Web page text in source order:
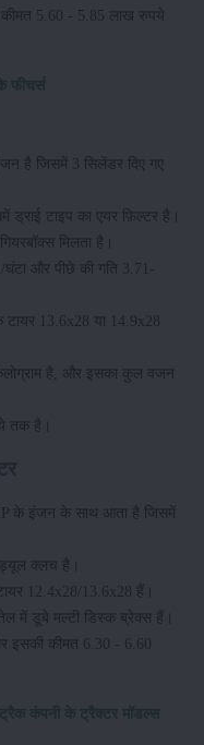
5.60 - 5.85 लाख रुपये
फीचर्स
है जिसमें 3 सिलेंडर दिए गए
टाइप का एयर फ़िल्टर है।
मिलता है।
और पीछे की गति 3.71-
13.6x28 या 14.9x28
है, और इसका कुल वजन
तक है।
के इंजन के साथ आता है जिसमें
ड्यूल क्लच है।
12.4x28/13.6x28 हैं।
में डूबे मल्टी डिस्क ब्रेक्स हैं।
इसकी कीमत 6.30 - 6.60
कंपनी के ट्रैक्टर मॉडल्स